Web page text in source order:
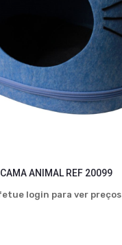
CAMA ANIMAL REF 20099
login para ver preços